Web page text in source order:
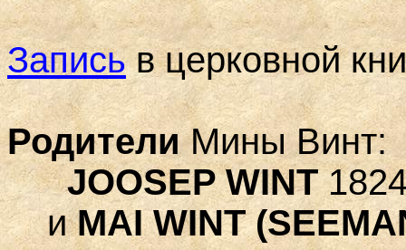
Записьв церковной
РодителиМины Винт:
JOOSEP WINT
иMAI WINT